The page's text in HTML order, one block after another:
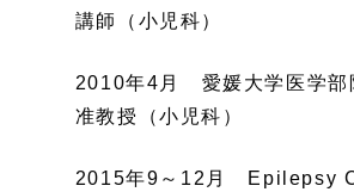
講師（小児科）
2010年4月 愛媛大学医学
准教授（小児科）
2015年9～12月 Epilepsy